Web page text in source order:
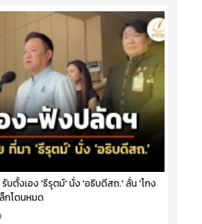
บตั้งเอง 'ธีรุตม์' นั่ง 'อธิบดีสถ.' ลั่น 'โกง
กโดนหมด